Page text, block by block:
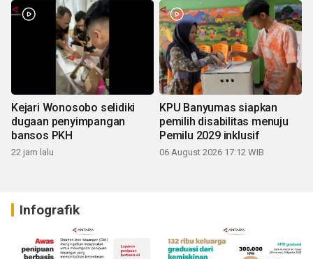
Kejari Wonosobo selidiki
dugaan penyimpangan
bansos PKH
22 jam lalu
KPU Banyumas siapkan
pemilih disabilitas menuju
Pemilu 2029 inklusif
06 August 2026 17:12 WIB
Infografik